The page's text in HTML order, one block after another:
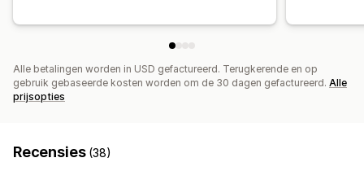
Alle betalingen worden in USD gefactureerd. Terugkerende en op
gebruik gebaseerde kosten worden om de 30 dagen gefactureerd. Alle
prijsopties
Recensies (38)